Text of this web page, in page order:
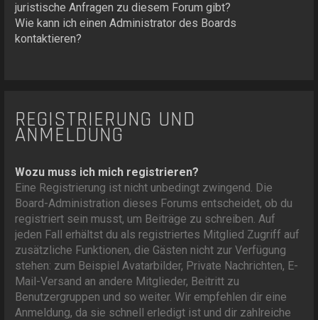
juristische Anfragen zu diesem Forum gibt?
Wie kann ich einen Administrator des Boards
kontaktieren?
REGISTRIERUNG UND
ANMELDUNG
Wozu muss ich mich registrieren?
Eine Registrierung ist nicht unbedingt zwingend. Die
Board-Administration dieses Forums entscheidet, ob du
registriert sein musst, um Beiträge zu schreiben. Auf
jeden Fall erhältst du als registriertes Mitglied Zugriff auf
zusätzliche Funktionen, die Gästen nicht zur Verfügung
stehen: zum Beispiel Avatarbilder, Private Nachrichten, E-
Mail-Versand an andere Mitglieder, Beitritt zu
Benutzergruppen und so weiter. Wir empfehlen dir eine
Anmeldung, da sie schnell erledigt ist und dir zahlreiche